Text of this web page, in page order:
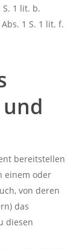
1 lit. b.
1 S. 1 lit. f.
bereitstellen
einem oder
von deren
das
diesen